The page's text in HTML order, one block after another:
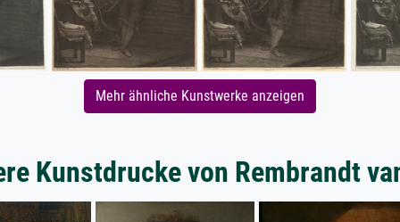
Mehr ähnliche Kunstwerke anzeigen
Kunstdrucke von Rembrandt